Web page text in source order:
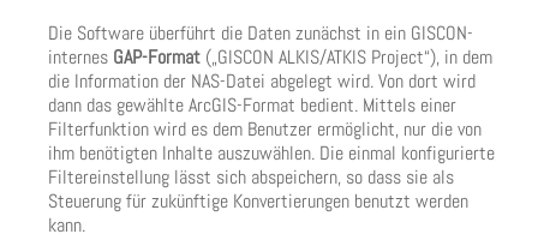
Die Software überführt die Daten zunächst in ein GISCON-
internes GAP-Format („GISCON ALKIS/ATKIS Project“), in dem
die Information der NAS-Datei abgelegt wird. Von dort wird
dann das gewählte ArcGIS-Format bedient. Mittels einer
Filterfunktion wird es dem Benutzer ermöglicht, nur die von
ihm benötigten Inhalte auszuwählen. Die einmal konfigurierte
Filtereinstellung lässt sich abspeichern, so dass sie als
Steuerung für zukünftige Konvertierungen benutzt werden
kann.